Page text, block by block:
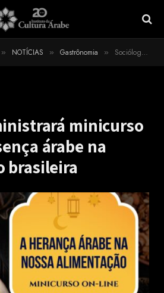
» NOTÍCIAS » Gastrônomia » Socióloga ministrará minicurso sobre a presença árabe na alimentação brasileira
minicurso
árabe na
brasileira